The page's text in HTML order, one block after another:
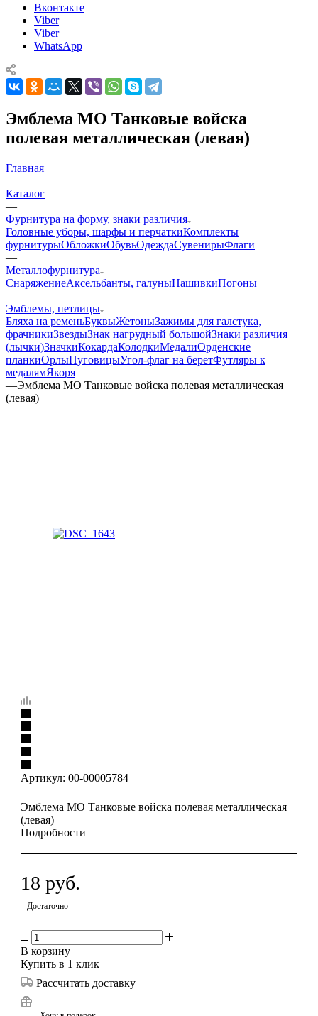
Вконтакте
Viber
Viber
WhatsApp
Эмблема МО Танковые войска
полевая металлическая (левая)
Главная
—
Каталог
—
Фурнитура на форму, знаки различия
Головные уборы, шарфы и перчаткиКомплекты
фурнитурыОбложкиОбувьОдеждаСувенирыФлаги
—
Металлофурнитура
СнаряжениеАксельбанты, галуныНашивкиПогоны
—
Эмблемы, петлицы
Бляха на ременьБуквыЖетоныЗажимы для галстука,
фрачникиЗвездыЗнак нагрудный большойЗнаки различия
(лычки)ЗначкиКокардаКолодкиМедалиОрденские
планкиОрлыПуговицыУгол-флаг на беретФутляры к
медалямЯкоря
—Эмблема МО Танковые войска полевая металлическая
(левая)
Артикул: 00-00005784
Эмблема МО Танковые войска полевая металлическая
(левая)
Подробности
18 руб.
Достаточно
В корзину
Купить в 1 клик
Рассчитать доставку